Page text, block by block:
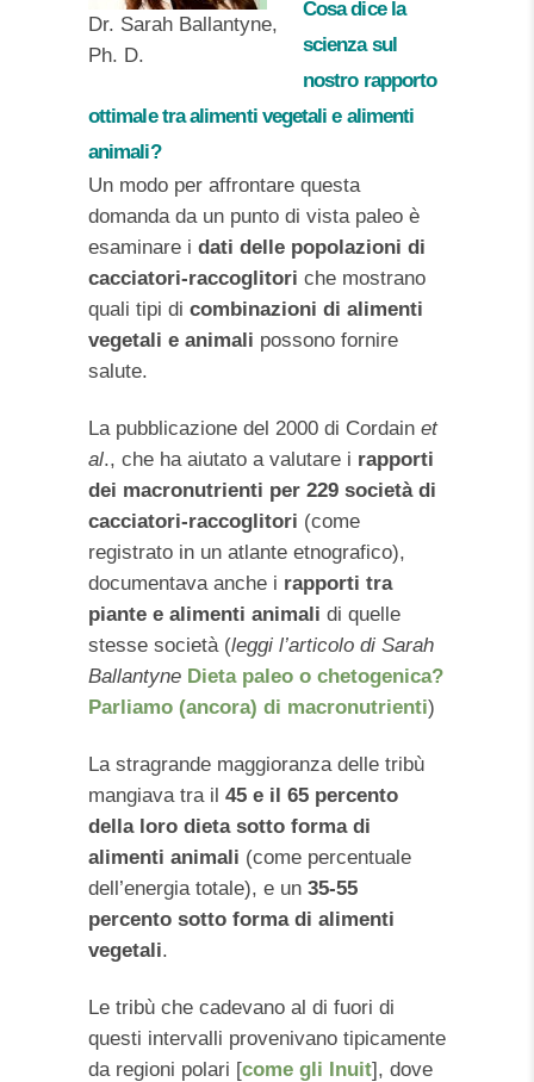
Dr. Sarah Ballantyne,
Ph. D.
Cosa dice la
scienza sul
nostro rapporto
ottimale tra alimenti vegetali e alimenti
animali?
Un modo per affrontare questa
domanda da un punto di vista paleo è
esaminare i dati delle popolazioni di
cacciatori-raccoglitori che mostrano
quali tipi di combinazioni di alimenti
vegetali e animali possono fornire
salute.
La pubblicazione del 2000 di Cordain et
al., che ha aiutato a valutare i rapporti
dei macronutrienti per 229 società di
cacciatori-raccoglitori (come
registrato in un atlante etnografico),
documentava anche i rapporti tra
piante e alimenti animali di quelle
stesse società (leggi l’articolo di Sarah
Ballantyne Dieta paleo o chetogenica?
Parliamo (ancora) di macronutrienti)
La stragrande maggioranza delle tribù
mangiava tra il 45 e il 65 percento
della loro dieta sotto forma di
alimenti animali (come percentuale
dell’energia totale), e un 35-55
percento sotto forma di alimenti
vegetali.
Le tribù che cadevano al di fuori di
questi intervalli provenivano tipicamente
da regioni polari [come gli Inuit], dove